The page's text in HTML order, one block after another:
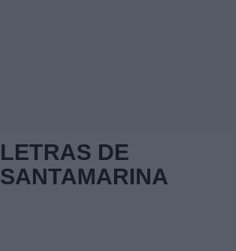
LETRAS DE
SANTAMARINA